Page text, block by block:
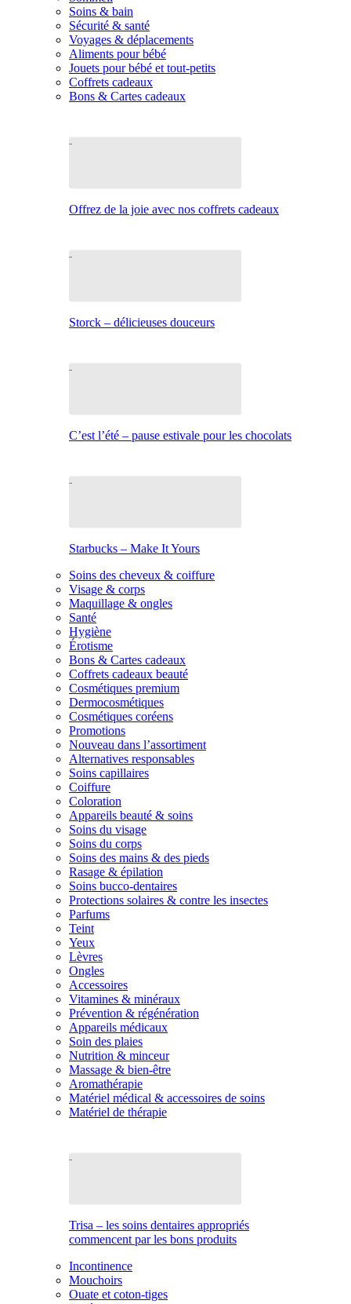
Soins & bain
Sécurité & santé
Voyages & déplacements
Aliments pour bébé
Jouets pour bébé et tout-petits
Coffrets cadeaux
Bons & Cartes cadeaux
Offrez de la joie avec nos coffrets cadeaux
Storck – délicieuses douceurs
C’est l’été – pause estivale pour les chocolats
Starbucks – Make It Yours
Soins des cheveux & coiffure
Visage & corps
Maquillage & ongles
Santé
Hygiène
Érotisme
Bons & Cartes cadeaux
Coffrets cadeaux beauté
Cosmétiques premium
Dermocosmétiques
Cosmétiques coréens
Promotions
Nouveau dans l’assortiment
Alternatives responsables
Soins capillaires
Coiffure
Coloration
Appareils beauté & soins
Soins du visage
Soins du corps
Soins des mains & des pieds
Rasage & épilation
Soins bucco-dentaires
Protections solaires & contre les insectes
Parfums
Teint
Yeux
Lèvres
Ongles
Accessoires
Vitamines & minéraux
Prévention & régénération
Appareils médicaux
Soin des plaies
Nutrition & minceur
Massage & bien-être
Aromathérapie
Matériel médical & accessoires de soins
Matériel de thérapie
Trisa – les soins dentaires appropriés
commencent par les bons produits
Incontinence
Mouchoirs
Ouate et coton-tiges